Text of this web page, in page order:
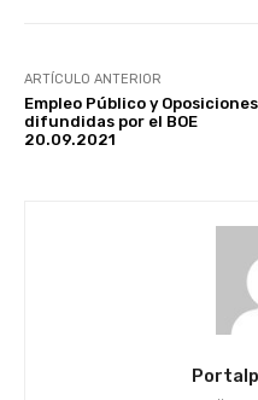
ARTÍCULO ANTERIOR
Empleo Público y Oposiciones
difundidas por el BOE
20.09.2021